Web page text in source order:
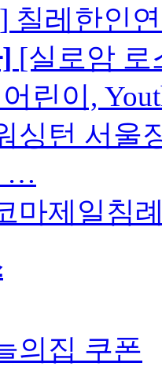
칠레한인
[실로암 로
어린이,
싱턴 서울
…
마제일침
의집 쿠폰